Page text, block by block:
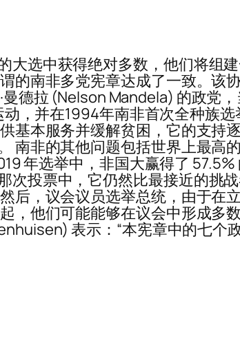
选中获得绝对多数，他们将组
的南非多党宪章达成了一致。该
德拉 (Nelson Mandela) 的政党
，并在1994年南非首次全种族
基本服务并缓解贫困，它的支持
南非的其他问题包括世界上最高
年选举中，非国大赢得了
投票中，它仍然比最接近的挑
后，议会议员选举总统，由于在
，他们可能能够在议会中形成多
表示：“本宪章中的七个